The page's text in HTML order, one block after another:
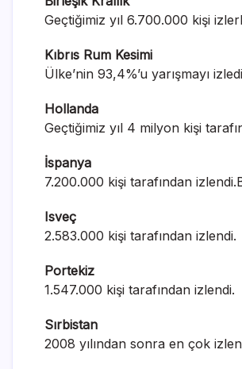
Geçtiğimiz yıl 6.700.000 kişi
Kıbrıs Rum Kesimi
Ülke’nin 93,4%’u yarışmayı
Hollanda
Geçtiğimiz yıl 4 milyon kişi
İspanya
7.200.000 kişi tarafından
Isveç
2.583.000 kişi tarafından izlendi.
Portekiz
1.547.000 kişi tarafından izlendi.
Sırbistan
2008 yılından sonra en çok